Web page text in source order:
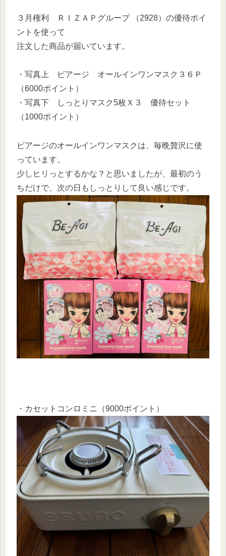
３月権利 ＲＩＺＡＰグループ （2928）の優待ポイ
ントを使って
注文した商品が届いています。
・写真上 ビアージ オールインワンマスク３６Ｐ
（6000ポイント）
・写真下 しっとりマスク5枚Ｘ３ 優待セット
（1000ポイント）
ビアージのオールインワンマスクは、毎晩贅沢に使
っています。
少しヒリっとするかな？と思いましたが、最初のう
ちだけで、次の日もしっとりして良い感じです。
・カセットコンロミニ（9000ポイント）